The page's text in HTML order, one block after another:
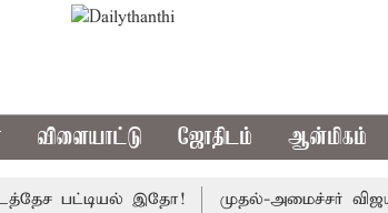
விளையாட்டு ஜோதிடம் ஆன்மிகம்
பட்டியல் இதோ! முதல்-அமைச்சர் விஜய்